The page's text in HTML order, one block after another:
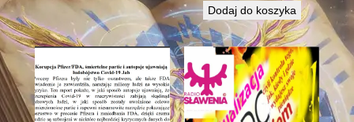
Dodaj do koszyka